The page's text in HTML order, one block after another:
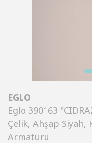
EGLO
Eglo 390163
Çelik, Ahşap Siyah,
Armatürü